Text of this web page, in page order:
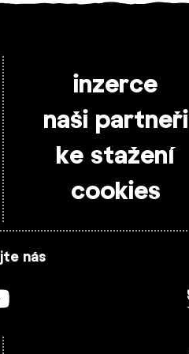
inzerce
naši partneři
ke stažení
cookies
nás